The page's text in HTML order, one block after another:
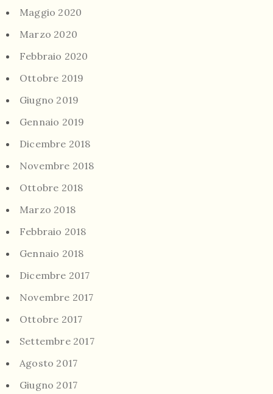
Maggio 2020
Marzo 2020
Febbraio 2020
Ottobre 2019
Giugno 2019
Gennaio 2019
Dicembre 2018
Novembre 2018
Ottobre 2018
Marzo 2018
Febbraio 2018
Gennaio 2018
Dicembre 2017
Novembre 2017
Ottobre 2017
Settembre 2017
Agosto 2017
Giugno 2017